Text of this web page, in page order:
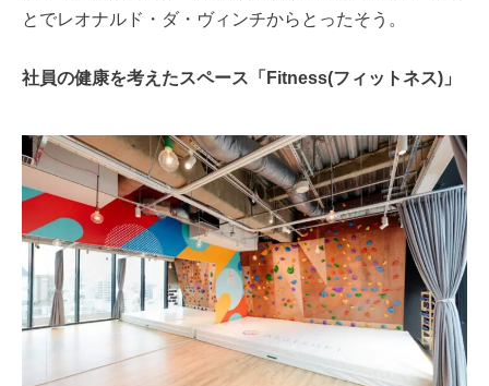
とでレオナルド・ダ・ヴィンチからとったそう。
社員の健康を考えたスペース「Fitness(フィットネス)」